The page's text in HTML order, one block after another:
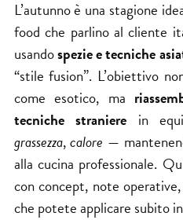
L’autunno è una stagione
food che parlino al cliente
usandospezie e tecniche
“stile fusion”. L’obiettivo
come esotico, ma
tecniche straniere in
grassezza,calore —
alla cucina professionale.
con concept, note
che potete applicare subito